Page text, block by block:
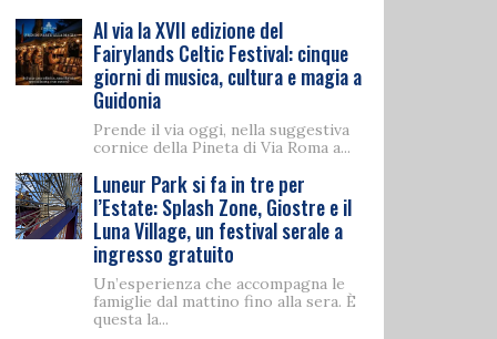
Al via la XVII edizione del
Fairylands Celtic Festival: cinque
giorni di musica, cultura e magia a
Guidonia
Prende il via oggi, nella suggestiva
cornice della Pineta di Via Roma a...
Luneur Park si fa in tre per
l’Estate: Splash Zone, Giostre e il
Luna Village, un festival serale a
ingresso gratuito
Un’esperienza che accompagna le
famiglie dal mattino fino alla sera. È
questa la...